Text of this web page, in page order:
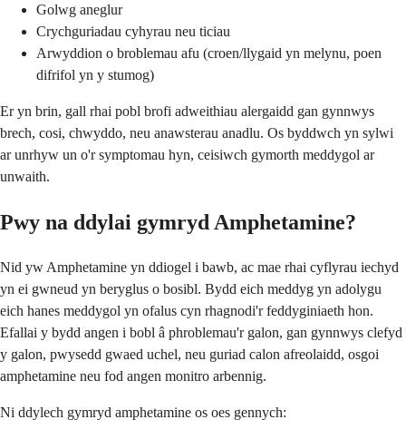
Golwg aneglur
Crychguriadau cyhyrau neu ticiau
Arwyddion o broblemau afu (croen/llygaid yn melynu, poen
difrifol yn y stumog)
Er yn brin, gall rhai pobl brofi adweithiau alergaidd gan gynnwys
brech, cosi, chwyddo, neu anawsterau anadlu. Os byddwch yn sylwi
ar unrhyw un o'r symptomau hyn, ceisiwch gymorth meddygol ar
unwaith.
Pwy na ddylai gymryd Amphetamine?
Nid yw Amphetamine yn ddiogel i bawb, ac mae rhai cyflyrau iechyd
yn ei gwneud yn beryglus o bosibl. Bydd eich meddyg yn adolygu
eich hanes meddygol yn ofalus cyn rhagnodi'r feddyginiaeth hon.
Efallai y bydd angen i bobl â phroblemau'r galon, gan gynnwys clefyd
y galon, pwysedd gwaed uchel, neu guriad calon afreolaidd, osgoi
amphetamine neu fod angen monitro arbennig.
Ni ddylech gymryd amphetamine os oes gennych: